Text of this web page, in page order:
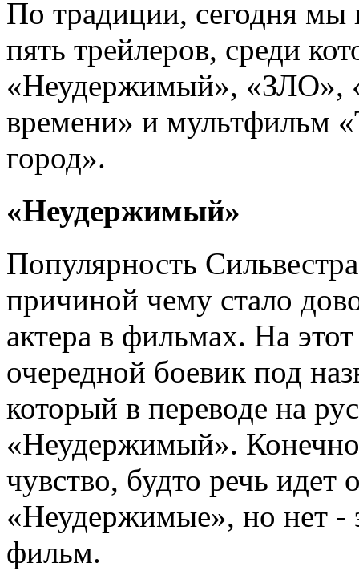
По традиции, сегодня
пять трейлеров, среди
«Неудержимый», «ЗЛО»,
времени» и мультфильм
город».
«Неудержимый»
Популярность
причиной чему стало
актера в фильмах. На
очередной боевик под
который в переводе на
«Неудержимый».
чувство, будто речь идет
«Неудержимые», но нет -
фильм.